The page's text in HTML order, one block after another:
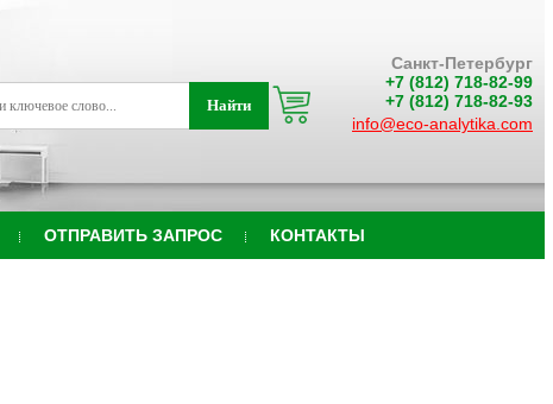
Санкт-Петербург
+7 (812) 718-82-99
+7 (812) 718-82-93
info@eco-analytika.com
ОТПРАВИТЬ ЗАПРОС КОНТАКТЫ